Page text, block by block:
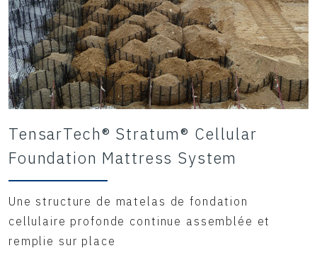
TensarTech® Stratum® Cellular
Foundation Mattress System
Une structure de matelas de fondation
cellulaire profonde continue assemblée et
remplie sur place